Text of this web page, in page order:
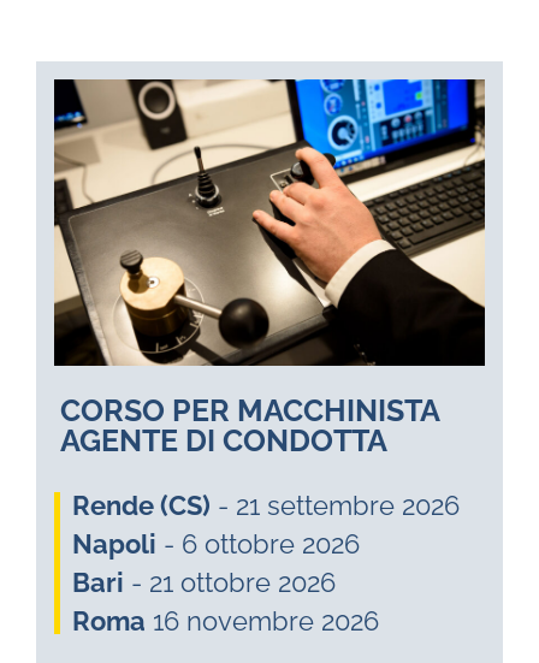
CORSO PER MACCHINISTA
AGENTE DI CONDOTTA
Rende (CS) - 21 settembre 2026
Napoli - 6 ottobre 2026
Bari - 21 ottobre 2026
Roma 16 novembre 2026